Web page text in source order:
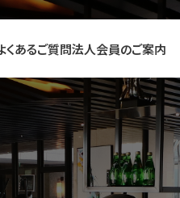
くあるご質問法人会員のご案内